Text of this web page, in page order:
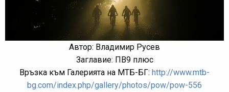
Автор: Владимир Русев
Заглавие: ПВ9 плюс
Връзка към Галерията на МТБ-БГ: http://www.mtb-
bg.com/index.php/gallery/photos/pow/pow-556